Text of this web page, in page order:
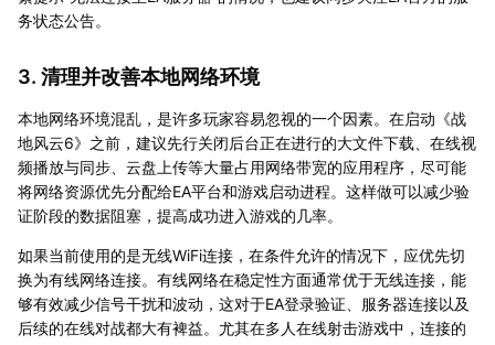
务状态公告。
3. 清理并改善本地网络环境
本地网络环境混乱，是许多玩家容易忽视的一个因素。在启动《战
地风云6》之前，建议先行关闭后台正在进行的大文件下载、在线视
频播放与同步、云盘上传等大量占用网络带宽的应用程序，尽可能
将网络资源优先分配给EA平台和游戏启动进程。这样做可以减少验
证阶段的数据阻塞，提高成功进入游戏的几率。
如果当前使用的是无线WiFi连接，在条件允许的情况下，应优先切
换为有线网络连接。有线网络在稳定性方面通常优于无线连接，能
够有效减少信号干扰和波动，这对于EA登录验证、服务器连接以及
后续的在线对战都大有裨益。尤其在多人在线射击游戏中，连接的